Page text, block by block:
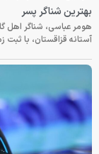
بهترین شناگر پسر
هومر عباسی، شناگر اهل
آستانه قزاقستان، با ثبت زمان ۲۵.۷۶ ثانیه در ماده ۵۰ متر کرال پشت